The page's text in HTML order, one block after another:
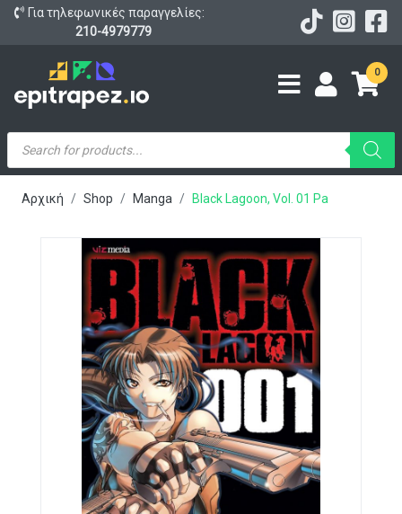
Για τηλεφωνικές παραγγελίες:
210-4979779
0
Products
search
Αρχική Shop Manga Black Lagoon, Vol. 01 Pa